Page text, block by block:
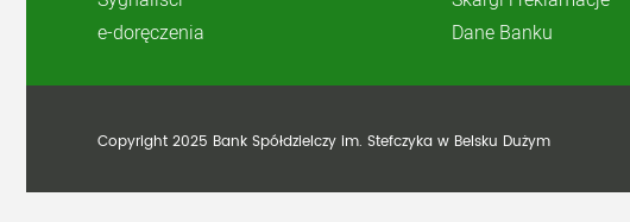
e-doręczenia
Dane Banku
Copyright 2025 Bank Spółdzielczy im. Stefczyka w Belsku Dużym